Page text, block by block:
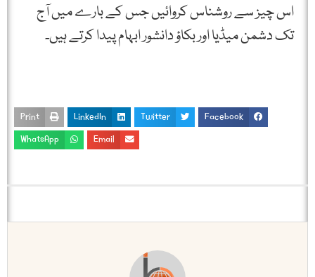
اس چیز سے روشناس کروائیں جس کے بارے میں آج
تک دشمن میڈیا اور بکاؤ دانشور ابہام پیدا کرتے ہیں۔
Facebook
Twitter
LinkedIn
Print
Email
WhatsApp